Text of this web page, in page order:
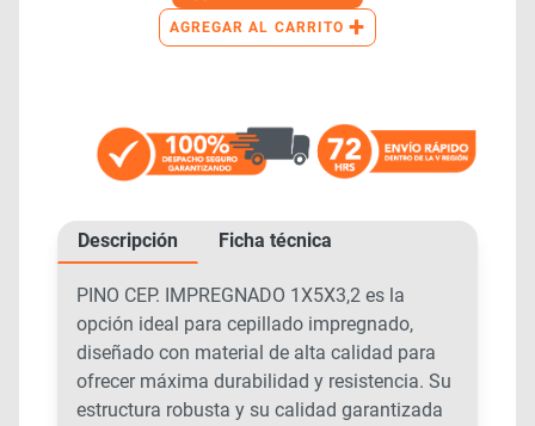
AGREGAR AL CARRITO +
Descripción Ficha técnica
PINO CEP. IMPREGNADO 1X5X3,2 es la
opción ideal para cepillado impregnado,
diseñado con material de alta calidad para
ofrecer máxima durabilidad y resistencia. Su
estructura robusta y su calidad garantizada